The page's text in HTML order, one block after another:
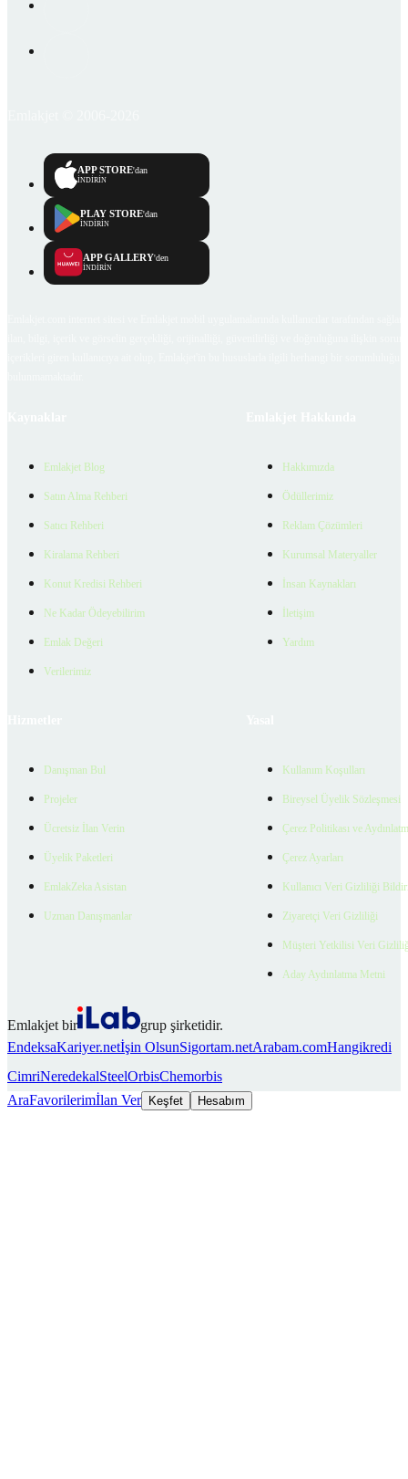
APP STORE'dan
İNDİRİN
PLAY STORE'dan
İNDİRİN
APP GALLERY'den
İNDİRİN
Emlakjet Blog
Satın Alma Rehberi
Satıcı Rehberi
Kiralama Rehberi
Konut Kredisi Rehberi
Ne Kadar Ödeyebilirim
Emlak Değeri
Verilerimiz
Hakkımızda
Ödüllerimiz
Reklam Çözümleri
Kurumsal Materyaller
İnsan Kaynakları
İletişim
Yardım
Danışman Bul
Projeler
Ücretsiz İlan Verin
Üyelik Paketleri
EmlakZeka Asistan
Uzman Danışmanlar
Kullanım Koşulları
Bireysel Üyelik Sözleşmesi
Çerez Politikası ve
Çerez Ayarları
Kullanıcı Veri Gizliliği
Ziyaretçi Veri Gizliliği
Müşteri Yetkilisi Veri
Aday Aydınlatma Metni
Emlakjet bir
grup şirketidir.
EndeksaKariyer.netİşin OlsunSigortam.netArabam.comHangikredi
CimriNeredekalSteelOrbisChemorbis
AraFavorilerimİlan Ver Keşfet Hesabım